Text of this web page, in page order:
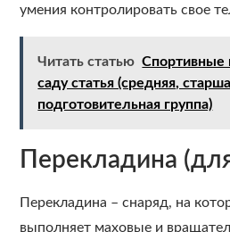
умения контролировать свое
Читать статью Спортивные
саду статья (средняя,
подготовительная группа)
Перекладина
Перекладина – снаряд, на
выполняет маховые и